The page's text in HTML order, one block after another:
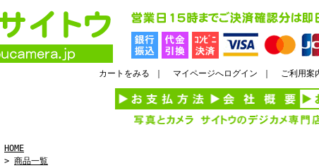
カートをみる マイページへログイン ご利用案
HOME
> 商品一覧